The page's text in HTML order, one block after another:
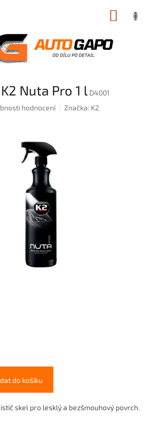
Nuta Pro 1 l D4001
hodnocení Značka: K2
do košíku
skel pro lesklý a bezšmouhový povrch.